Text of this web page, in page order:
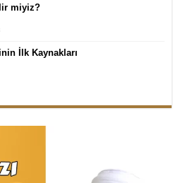
miyiz?
İlk Kaynakları